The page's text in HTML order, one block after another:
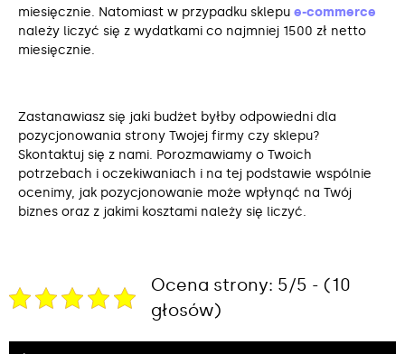
miesięcznie. Natomiast w przypadku sklepu e-commerce
należy liczyć się z wydatkami co najmniej 1500 zł netto
miesięcznie.
Zastanawiasz się jaki budżet byłby odpowiedni dla
pozycjonowania strony Twojej firmy czy sklepu?
Skontaktuj się z nami. Porozmawiamy o Twoich
potrzebach i oczekiwaniach i na tej podstawie wspólnie
ocenimy, jak pozycjonowanie może wpłynąć na Twój
biznes oraz z jakimi kosztami należy się liczyć.
Ocena strony: 5/5 - (10
głosów)